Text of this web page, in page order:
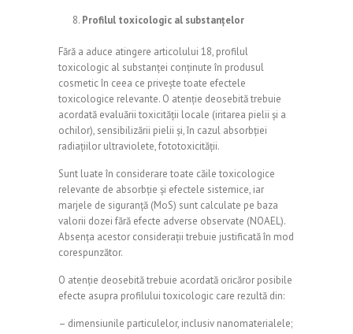
Profilul toxicologic al substanțelor
Fără a aduce atingere articolului 18, profilul
toxicologic al substanței conținute în produsul
cosmetic în ceea ce privește toate efectele
toxicologice relevante. O atenție deosebită trebuie
acordată evaluării toxicității locale (iritarea pielii și a
ochilor), sensibilizării pielii și, în cazul absorbției
radiațiilor ultraviolete, fototoxicității.
Sunt luate în considerare toate căile toxicologice
relevante de absorbție și efectele sistemice, iar
marjele de siguranță (MoS) sunt calculate pe baza
valorii dozei fără efecte adverse observate (NOAEL).
Absența acestor considerații trebuie justificată în mod
corespunzător.
O atenție deosebită trebuie acordată oricăror posibile
efecte asupra profilului toxicologic care rezultă din:
– dimensiunile particulelor, inclusiv nanomaterialele;